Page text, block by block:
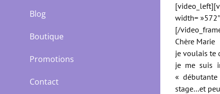
Blog
Boutique
Promotions
Contact
width=
[/
Chère Marie
je voulais te
je me suis
«
stage…et